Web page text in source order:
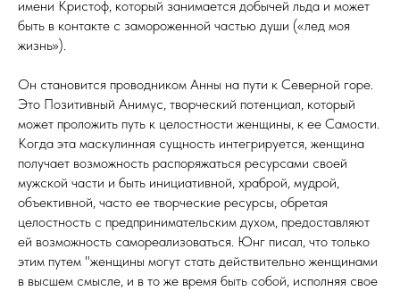
имени Кристоф, который занимается добычей льда и может
быть в контакте с замороженной частью души («лед моя
жизнь»).
Он становится проводником Анны на пути к Северной горе.
Это Позитивный Анимус, творческий потенциал, который
может проложить путь к целостности женщины, к ее Самости.
Когда эта маскулинная сущность интегрируется, женщина
получает возможность распоряжаться ресурсами своей
мужской части и быть инициативной, храброй, мудрой,
объективной, часто ее творческие ресурсы, обретая
целостность с предпринимательским духом, предоставляют
ей возможность самореализоваться. Юнг писал, что только
этим путем "женщины могут стать действительно женщинами
в высшем смысле, и в то же время быть собой, исполняя свое